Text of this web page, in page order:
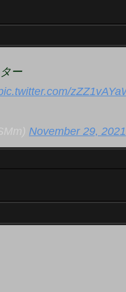
ー
November 29, 2021